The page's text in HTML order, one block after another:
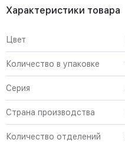
Характеристики товара
Цвет
Количество в упаковке
Серия
Страна производства
Количество отделений